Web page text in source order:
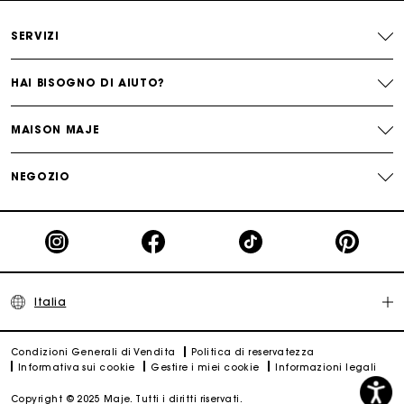
abito corto
SERVIZI
HAI BISOGNO DI AIUTO?
MAISON MAJE
NEGOZIO
Italia
Condizioni Generali di Vendita
Politica di reservatezza
Informativa sui cookie
Gestire i miei cookie Informazioni legali
Copyright © 2025 Maje. Tutti i diritti riservati.